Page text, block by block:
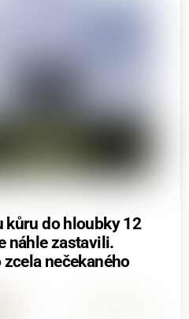
do hloubky 12
náhle zastavili.
nečekaného